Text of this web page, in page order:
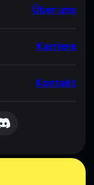
Über uns
Karriere
Kontakt